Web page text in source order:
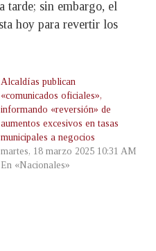
tarde; sin embargo, el
hoy para revertir los
Alcaldías publican
«comunicados oficiales»,
informando «reversión» de
aumentos excesivos en tasas
municipales a negocios
martes, 18 marzo 2025 10:31 AM
En «Nacionales»